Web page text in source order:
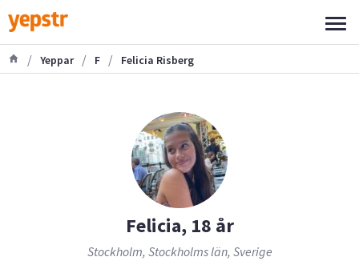
/ Yeppar / F / Felicia Risberg
Felicia, 18 år
Stockholm, Stockholms län, Sverige